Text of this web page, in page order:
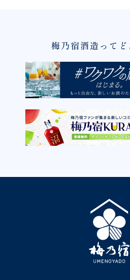
梅乃宿酒造ってど